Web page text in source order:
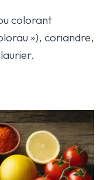
colorant
»), coriandre,